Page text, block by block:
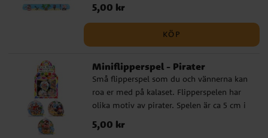
styckvis.
Pris:5,00 kr
5,00 kr
KÖP
Miniflipperspel - Pirater
Små flipperspel som du och vännerna kan
roa er med på kalaset. Flipperspelen har
olika motiv av pirater. Spelen är ca 5 cm i
diameter och säljs osorterade och styckvis.
Ej lämpliga för barn under 3 år.
Pris:5,00 kr
5,00 kr